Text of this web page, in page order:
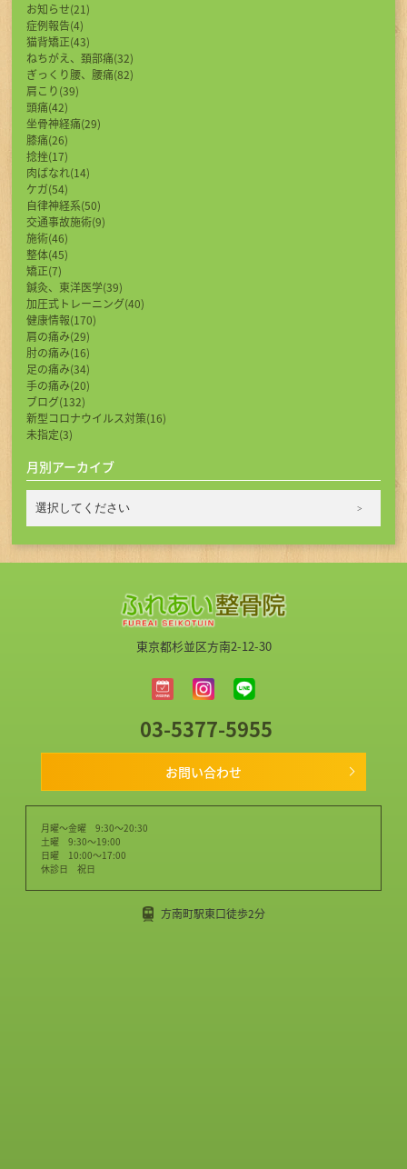
お知らせ(21)
症例報告(4)
猫背矯正(43)
ねちがえ、頚部痛(32)
ぎっくり腰、腰痛(82)
肩こり(39)
頭痛(42)
坐骨神経痛(29)
膝痛(26)
捻挫(17)
肉ばなれ(14)
ケガ(54)
自律神経系(50)
交通事故施術(9)
施術(46)
整体(45)
矯正(7)
鍼灸、東洋医学(39)
加圧式トレーニング(40)
健康情報(170)
肩の痛み(29)
肘の痛み(16)
足の痛み(34)
手の痛み(20)
ブログ(132)
新型コロナウイルス対策(16)
未指定(3)
月別アーカイブ
東京都杉並区方南2-12-30
03-5377-5955
お問い合わせ
月曜～金曜 9:30～20:30
土曜 9:30～19:00
日曜 10:00～17:00
休診日 祝日
方南町駅東口徒歩2分